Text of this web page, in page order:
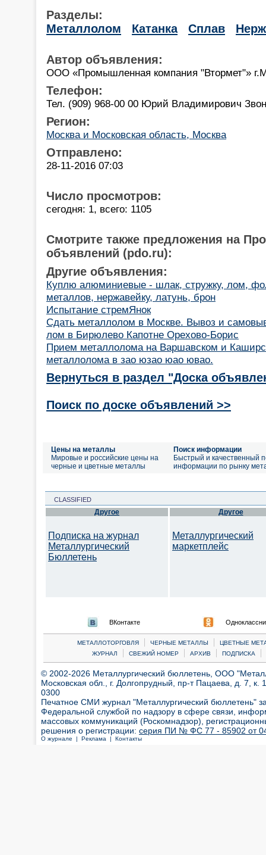
Разделы:
Металлолом
Катанка Сплав
Автор объявления:
ООО «Промышленная компания "Втормет"»
Телефон:
Тел. (909) 968-00 00 Юрий Владимирович
Регион:
Москва и Московская область, Москва
Отправлено:
28-11-2016 07:03
Число просмотров:
сегодня: 1, всего: 1105
Смотрите также предложения на
объявлений (pdo.ru):
Другие объявления:
Куплю алюминиевые - шлак, стружку, лом,
металлов, нержавейку, латунь, брон
Испытание стремЯнок
Сдать металлолом в Москве. Вывоз и
лом в Бирюлево Капотне Орехово-Борис
Прием металлолома на Варшавском и
металлолома в зао юзао юао ювао.
Вернуться в раздел "Доска
Поиск по доске объявлений >>
Цены на металлы
Мировые и российские цены на
черные и цветные металлы
Поиск информации
Быстрый и качественный
информации по рынку
CLASSIFIED
Другое
Подписка на журнал
Металлургический
Бюллетень
Другое
Металлургический
маркетплейс
ВКонтакте
МЕТАЛЛОТОРГОВЛЯ | ЧЕРНЫЕ МЕТАЛЛЫ |
ЦВЕТНЫЕ
ЖУРНАЛ
| СВЕЖИЙ НОМЕР | АРХИВ | ПОДПИСКА |
© 2002-2026 Металлургический бюллетень, ООО
Московская обл., г. Долгопрудный, пр-т Пацаева, д. 7,
0300
Печатное СМИ журнал "Металлургический бюллетень"
Федеральной службой по надзору в сфере связи,
массовых коммуникаций (Роскомнадзор),
решения о регистрации: серия ПИ № ФС 77 - 85902 от 04
О журнале | Реклама | Контакты